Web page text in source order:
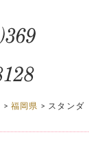
>福岡県 > スタンダ